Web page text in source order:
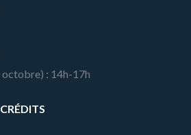
octobre) : 14h-17h